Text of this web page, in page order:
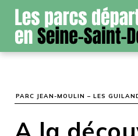
PARC JEAN-MOULIN – LES
Panneau de gestion des cookies